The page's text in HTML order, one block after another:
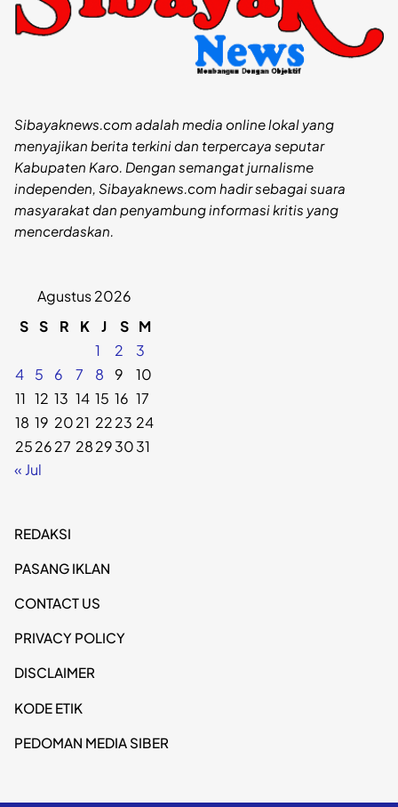
Sibayaknews.com adalah media online lokal yang
menyajikan berita terkini dan terpercaya seputar
Kabupaten Karo. Dengan semangat jurnalisme
independen, Sibayaknews.com hadir sebagai suara
masyarakat dan penyambung informasi kritis yang
mencerdaskan.
Agustus 2026
S S R K J S M
1
2
3
4
5 6 7 8 9
10
11 12 13 14 15 16 17
18 19 2021 2223 24
252627 28293031
« Jul
REDAKSI
PASANG IKLAN
CONTACT US
PRIVACY POLICY
DISCLAIMER
KODE ETIK
PEDOMAN MEDIA SIBER